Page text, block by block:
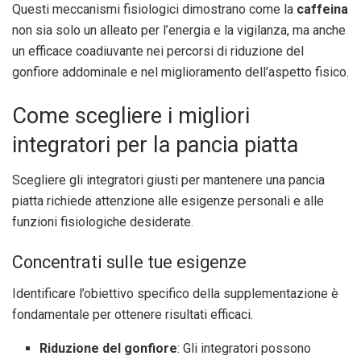
Questi meccanismi fisiologici dimostrano come la caffeina
non sia solo un alleato per l’energia e la vigilanza, ma anche
un efficace coadiuvante nei percorsi di riduzione del
gonfiore addominale e nel miglioramento dell’aspetto fisico.
Come scegliere i migliori
integratori per la pancia piatta
Scegliere gli integratori giusti per mantenere una pancia
piatta richiede attenzione alle esigenze personali e alle
funzioni fisiologiche desiderate.
Concentrati sulle tue esigenze
Identificare l’obiettivo specifico della supplementazione è
fondamentale per ottenere risultati efficaci.
Riduzione del gonfiore: Gli integratori possono